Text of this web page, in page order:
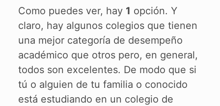
Como puedes ver, hay 1 opción. Y
claro, hay algunos colegios que tienen
una mejor categoría de desempeño
académico que otros pero, en general,
todos son excelentes. De modo que si
tú o alguien de tu familia o conocido
está estudiando en un colegio de